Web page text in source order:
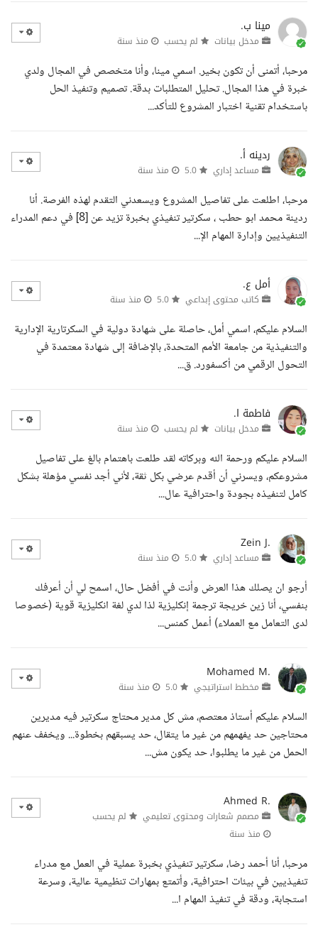
مينا ب.
مدخل بيانات لم يحسب منذ سنة
مرحبا، أتمنى أن تكون بخير. اسمي مينا، وأنا متخصص في المجال ولدي
خبرة في هذا المجال. تحليل المتطلبات بدقة. تصميم وتنفيذ الحل
باستخدام تقنية اختبار المشروع للتأكد...
ردينه أ.
مساعد إداري منذ سنة
مرحبا، اطلعت على تفاصيل المشروع ويسعدني التقدم لهذه الفرصة. أنا
ردينة محمد ابو حطب ، سكرتير تنفيذي بخبرة تزيد عن [8] في دعم المدراء
التنفيذيين وإدارة المهام الإ...
أمل ع.
كاتب محتوى إبداعي منذ سنة
السلام عليكم، اسمي أمل، حاصلة على شهادة دولية في السكرتارية الإدارية
والتنفيذية من جامعة الأمم المتحدة، بالإضافة إلى شهادة معتمدة في
التحول الرقمي من أكسفورد. ق...
فاطمة ا.
مدخل بيانات لم يحسب منذ سنة
السلام عليكم ورحمة الله وبركاته لقد طلعت باهتمام بالغ على تفاصيل
مشروعكم، ويسرني أن أقدم عرضي بكل ثقة، لأني أجد نفسي مؤهلة بشكل
كامل لتنفيذه بجودة واحترافية عال...
Zein J.
مساعد إداري منذ سنة
أرجو ان يصلك هذا العرض وأنت في أفضل حال، اسمح لي أن أعرفك
بنفسي، أنا زين خريجة ترجمة إنكليزية لذا لدي لغة انكليزية قوية (خصوصا
لدى التعامل مع العملاء) أعمل كمنس...
Mohamed M.
مخطط استراتيجي منذ سنة
السلام عليكم أستاذ معتصم، مش كل مدير محتاج سكرتير فيه مديرين
محتاجين حد يفهمهم من غير ما يتقال، حد يسبقهم بخطوة... ويخفف عنهم
الحمل من غير ما يطلبوا، حد يكون مش...
Ahmed R.
مصمم شعارات ومحتوى تعليمي
لم يحسب
منذ سنة
مرحبا، أنا أحمد رضا، سكرتير تنفيذي بخبرة عملية في العمل مع مدراء
تنفيذيين في بيئات احترافية، وأتمتع بمهارات تنظيمية عالية، وسرعة
استجابة، ودقة في تنفيذ المهام ا...